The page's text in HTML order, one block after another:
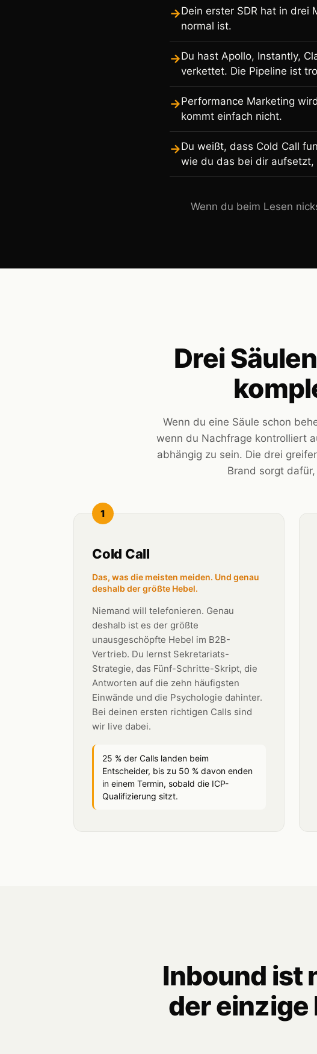
→Dein erster SDR hat in drei
normal ist.
→Du hast Apollo, Instantly,
verkettet. Die Pipeline ist
→Performance Marketing
kommt einfach nicht.
→Du weißt, dass Cold Call
wie du das bei dir aufsetzt,
Wenn du beim Lesen
Drei
Wenn du eine Säule schon
wenn du Nachfrage kontrolliert
abhängig zu sein. Die drei
Brand sorgt
1
Cold Call
Das, was die meisten meiden. Und genau
deshalb der größte Hebel.
Niemand will telefonieren. Genau
deshalb ist es der größte
unausgeschöpfte Hebel im B2B-
Vertrieb. Du lernst Sekretariats-
Strategie, das Fünf-Schritte-Skript, die
Antworten auf die zehn häufigsten
Einwände und die Psychologie dahinter.
Bei deinen ersten richtigen Calls sind
wir live dabei.
25 % der Calls landen beim
Entscheider, bis zu 50 % davon enden
in einem Termin, sobald die ICP-
Qualifizierung sitzt.
Inbound ist
der einzige